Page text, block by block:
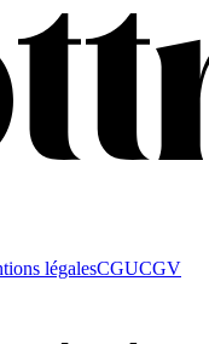
légalesCGUCGV